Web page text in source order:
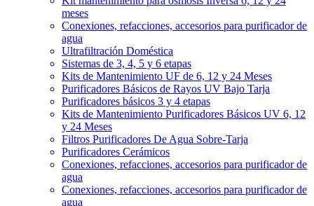
meses
Conexiones, refacciones, accesorios para purificador de
agua
Ultrafiltración Doméstica
Sistemas de 3, 4, 5 y 6 etapas
Kits de Mantenimiento UF de 6, 12 y 24 Meses
Purificadores Básicos de Rayos UV Bajo Tarja
Purificadores básicos 3 y 4 etapas
Kits de Mantenimiento Purificadores Básicos UV 6, 12
y 24 Meses
Filtros Purificadores De Agua Sobre-Tarja
Purificadores Cerámicos
Conexiones, refacciones, accesorios para purificador de
agua
Conexiones, refacciones, accesorios para purificador de
agua